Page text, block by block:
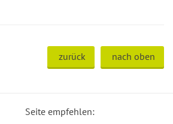
zurück nach oben
Seite empfehlen: